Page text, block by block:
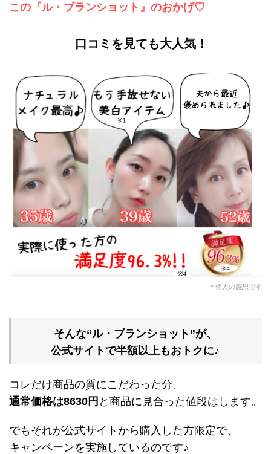
この『ル・ブランショット』のおかげ♡
口コミを見ても大人気！
＊個人の感想です
そんな“ル・ブランショット”が、
公式サイトで半額以上もおトクに♪
コレだけ商品の質にこだわった分、
通常価格は8630円 と商品に見合った値段はします。
でもそれが公式サイトから購入した方限定で、
キャンペーンを実施しているのです♪